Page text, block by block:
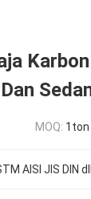
MOQ: 1ton